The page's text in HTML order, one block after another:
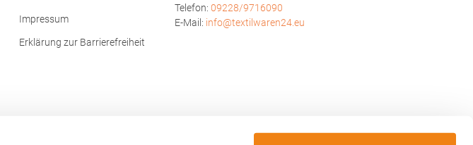
Impressum
Erklärung zur Barrierefreiheit
Telefon: 09228/9716090
E-Mail: info@textilwaren24.eu